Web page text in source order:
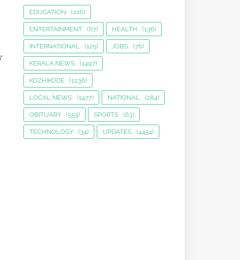
EDUCATION (226)
ENTERTAINMENT (67) HEALTH (136)
INTERNATIONAL (125) JOBS (76)
KERALA NEWS (1497)
KOZHIKODE (1236)
LOCAL NEWS (1477) NATIONAL (284)
OBITUARY (553) SPORTS (63)
TECHNOLOGY (34) UPDATES (4454)